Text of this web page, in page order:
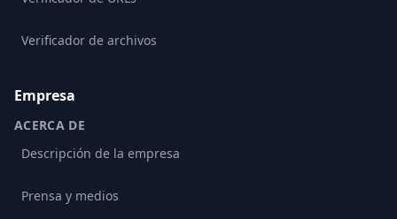
Verificador de archivos
Empresa
ACERCA DE
Descripción de la empresa
Prensa y medios